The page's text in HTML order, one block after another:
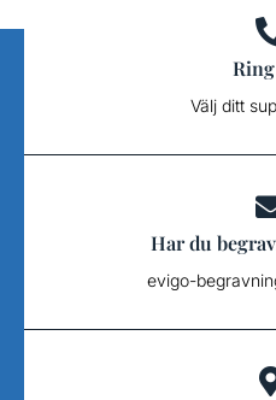
Välj ditt
Har du
evigo-